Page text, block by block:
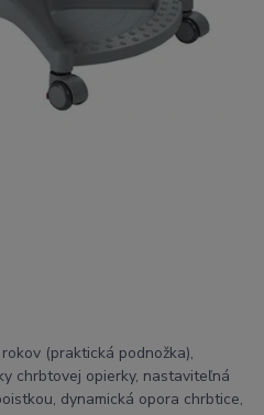
(praktická podnožka),
chrbtovej opierky, nastaviteľná
dynamická opora chrbtice,